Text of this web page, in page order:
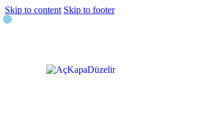
Skip to content Skip to footer